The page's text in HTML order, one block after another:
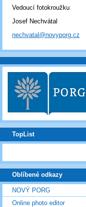
Vedoucí fotokroužku
Josef Nechvátal
nechvatal@novyporg.cz
TopList
Oblíbené odkazy
NOVÝ PORG
Online photo editor